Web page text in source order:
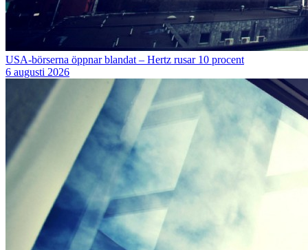
USA-börserna öppnar blandat – Hertz rusar 10 procent
6 augusti 2026